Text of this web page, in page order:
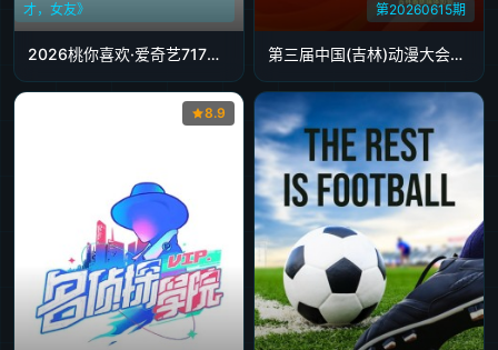
才，女友》
2026桃你喜欢·爱奇艺717会员节——IP互动嘉年华
第20260615期
第三届中国(吉林)动漫大会晚会
8.9